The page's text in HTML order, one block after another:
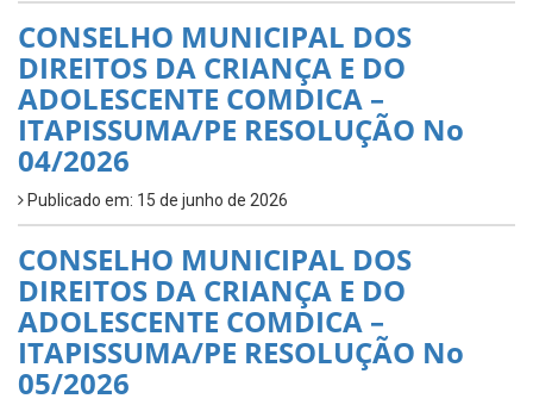
CONSELHO MUNICIPAL DOS
DIREITOS DA CRIANÇA E DO
ADOLESCENTE COMDICA –
ITAPISSUMA/PE RESOLUÇÃO No
04/2026
Publicado em: 15 de junho de 2026
CONSELHO MUNICIPAL DOS
DIREITOS DA CRIANÇA E DO
ADOLESCENTE COMDICA –
ITAPISSUMA/PE RESOLUÇÃO No
05/2026